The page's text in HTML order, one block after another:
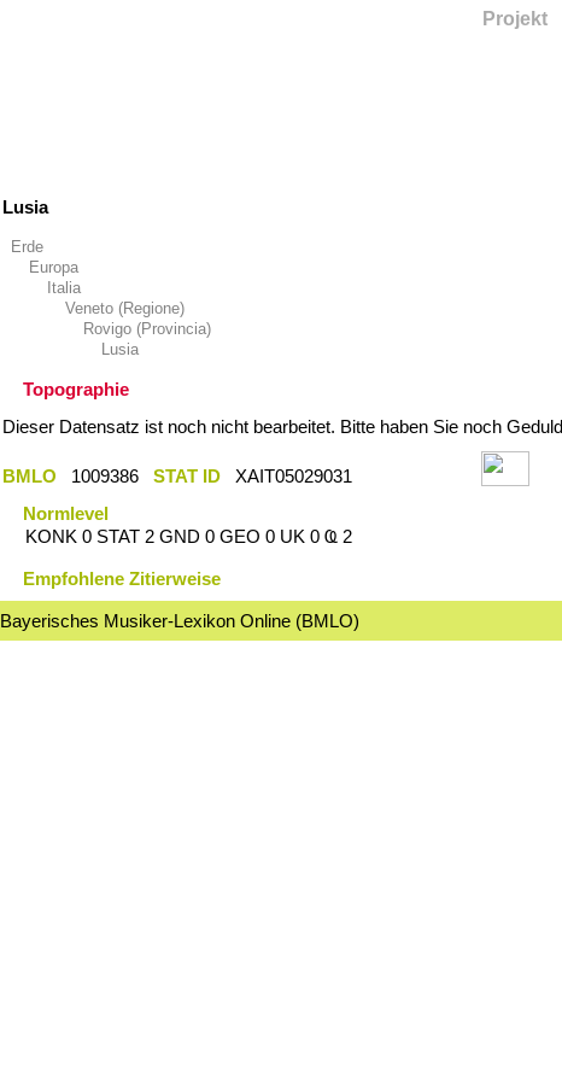
Lusia
Erde
Europa
Italia
Veneto (Regione)
Rovigo (Provincia)
Lusia
Topographie
Dieser Datensatz ist noch nicht bearbeitet. Bitte haben Sie noch
BMLO 1009386 STAT ID
XAIT05029031
Normlevel
KONK 0 STAT 2 GND 0 GEO 0 UK 0 Ҩ 2
Empfohlene Zitierweise
Bayerisches Musiker-Lexikon Online (BMLO)
Projekt